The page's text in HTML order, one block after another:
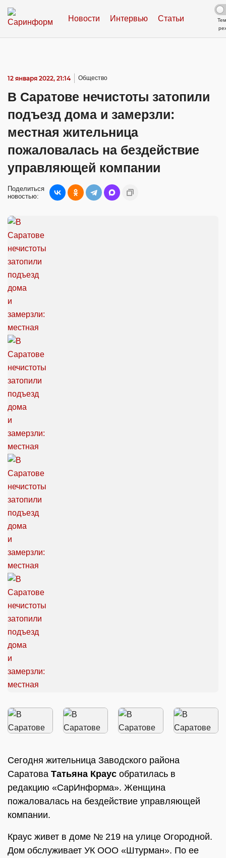
Новости Интервью Статьи
12 января 2022, 21:14 Общество
В Саратове нечистоты затопили
подъезд дома и замерзли:
местная жительница
пожаловалась на бездействие
управляющей компании
Поделиться
новостью:
Сегодня жительница Заводского района
Саратова Татьяна Краус обратилась в
редакцию «СарИнформа». Женщина
пожаловалась на бездействие управляющей
компании.
Краус живет в доме № 219 на улице Огородной.
Дом обслуживает УК ООО «Штурман». По ее